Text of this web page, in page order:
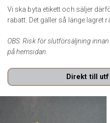
Vi ska byta etikett och säljer
rabatt. Det gäller så länge lagret
OBS: Risk för slutförsäljning
på hemsidan.
Direkt till